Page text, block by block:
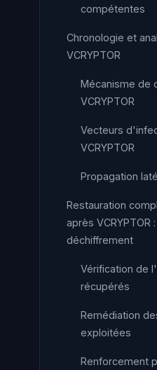
compétentes
Chronologie et
VCRYPTOR
Mécanisme de
VCRYPTOR
Vecteurs
VCRYPTOR
Propagation
Restauration
après VCRYPTOR
déchiffrement
Vérification de
récupérés
Remédiation
exploitées
Renforcement